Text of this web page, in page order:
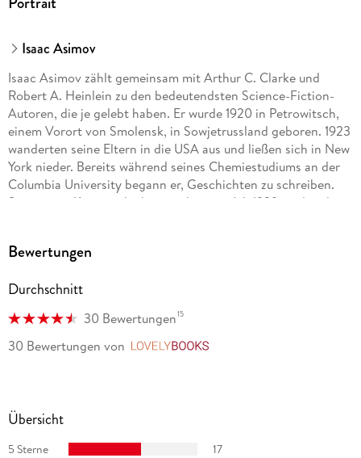
Isaac Asimov
Isaac Asimov zählt gemeinsam mit Arthur C. Clarke und
Robert A. Heinlein zu den bedeutendsten Science-Fiction-
Autoren, die je gelebt haben. Er wurde 1920 in Petrowitsch,
einem Vorort von Smolensk, in Sowjetrussland geboren. 1923
wanderten seine Eltern in die USA aus und ließen sich in New
York nieder. Bereits während seines Chemiestudiums an der
Columbia University begann er, Geschichten zu schreiben.
Seine erste Kurzgeschichte erschien im Juli 1939, und in den
»Foundation«-Erzählungen und die Robotergeschichten, in
Serien verband er Jahrzehnte später zu einer großen
»Geschichte der Zukunft«. Neben der Science-Fiction hat
Asimov auch zahlreiche populärwissenschaftliche
Sachbücher zu den unterschiedlichsten Themen geschrieben.
Bewertungen
Durchschnitt
30 Bewertungen15
30 Bewertungen von
Übersicht
5 Sterne
17